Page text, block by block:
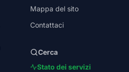
Mappa del sito
Contattaci
Cerca
Stato dei servizi